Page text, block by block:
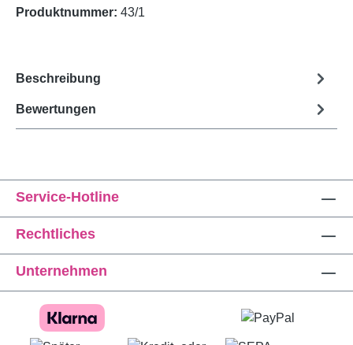
Produktnummer: 43/1
Beschreibung
Bewertungen
Service-Hotline
Rechtliches
Unternehmen